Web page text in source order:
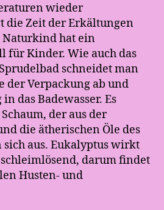
wieder
die Zeit der Erkältungen
hat ein
für Kinder. Wie auch das
schneidet man
der Verpackung ab und
das Badewasser. Es
der aus der
die ätherischen Öle des
aus. Eukalyptus wirkt
darum findet
Husten- und